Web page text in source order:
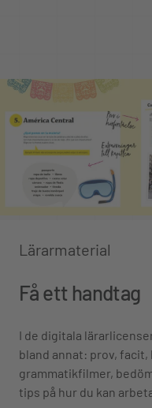
Lärarmaterial
Få ett handtag
I de digitala
bland annat: prov,
grammatikfilmer,
tips på hur du kan